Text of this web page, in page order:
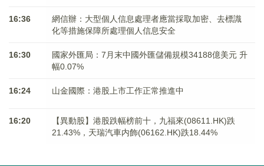
16:36
網信辦：大型個人信息處理者應當採取加密、去標識
化等措施保障所處理個人信息安全
16:30
國家外匯局：7月末中國外匯儲備規模34188億美元 升
幅0.07%
16:24 山金國際：港股上市工作正常推進中
16:20
【異動股】港股跌幅榜前十，九福來(08611.HK)跌
21.43%，天瑞汽車内飾(06162.HK)跌18.44%